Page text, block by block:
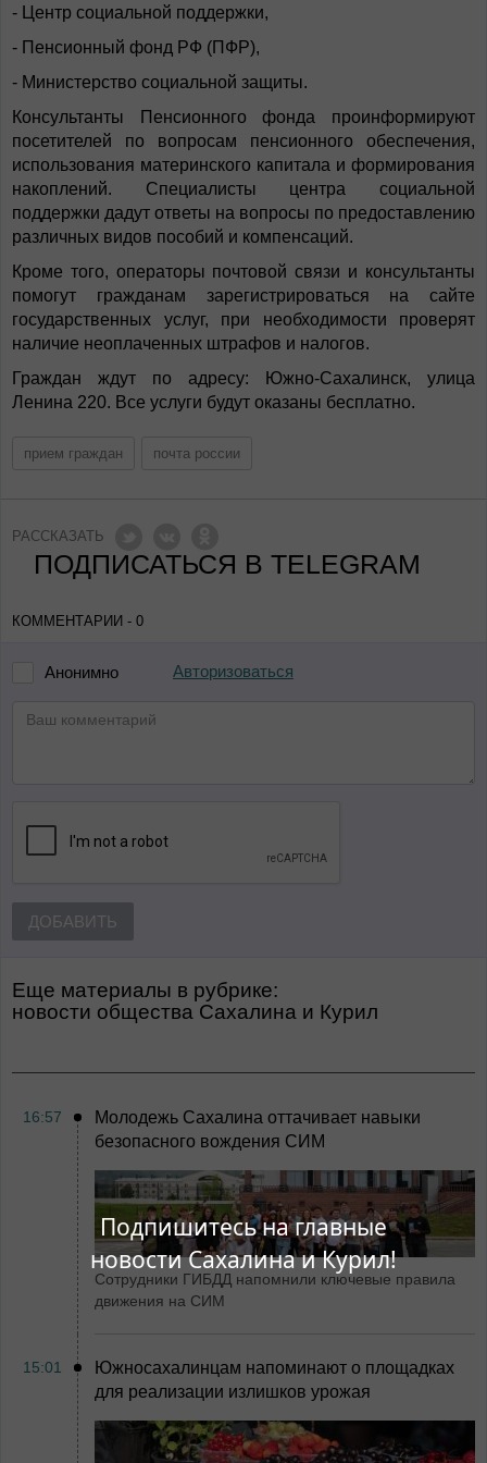
Подпишитесь на главные
новости Сахалина и Курил!
- Центр социальной поддержки,
- Пенсионный фонд РФ (ПФР),
- Министерство социальной защиты.
Консультанты Пенсионного фонда проинформируют
посетителей по вопросам пенсионного обеспечения,
использования материнского капитала и формирования
накоплений. Специалисты центра социальной
поддержки дадут ответы на вопросы по предоставлению
различных видов пособий и компенсаций.
Кроме того, операторы почтовой связи и консультанты
помогут гражданам зарегистрироваться на сайте
государственных услуг, при необходимости проверят
наличие неоплаченных штрафов и налогов.
Граждан ждут по адресу: Южно-Сахалинск, улица
Ленина 220. Все услуги будут оказаны бесплатно.
прием граждан почта россии
РАССКАЗАТЬ
ПОДПИСАТЬСЯ В TELEGRAM
КОММЕНТАРИИ - 0
Анонимно Авторизоваться
ДОБАВИТЬ
Еще материалы в рубрике:
Новости общества Сахалина и Курил
16:57
Молодежь Сахалина оттачивает навыки
безопасного вождения СИМ
Сотрудники ГИБДД напомнили ключевые правила
движения на СИМ
15:01
Южносахалинцам напоминают о площадках
для реализации излишков урожая